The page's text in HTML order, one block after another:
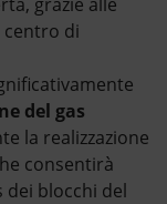
centro di
del gas
la realizzazione
consentirà
dei blocchi del